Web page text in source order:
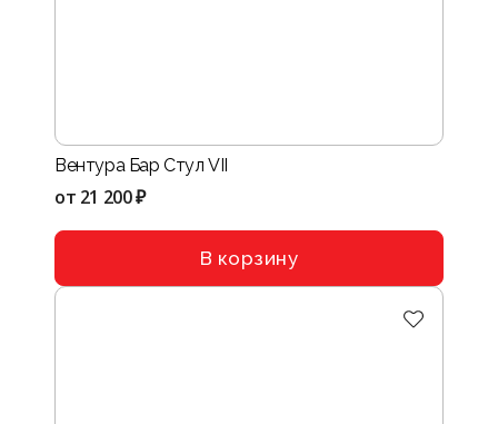
Вентура Бар Стул VII
от 21 200 ₽
В корзину